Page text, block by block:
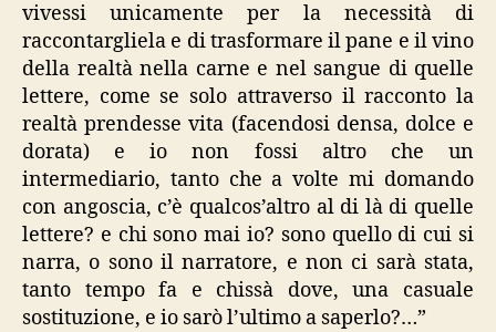
vivessi unicamente per la necessità di
raccontargliela e di trasformare il pane e il vino
della realtà nella carne e nel sangue di quelle
lettere, come se solo attraverso il racconto la
realtà prendesse vita (facendosi densa, dolce e
dorata) e io non fossi altro che un
intermediario, tanto che a volte mi domando
con angoscia, c’è qualcos’altro al di là di quelle
lettere? e chi sono mai io? sono quello di cui si
narra, o sono il narratore, e non ci sarà stata,
tanto tempo fa e chissà dove, una casuale
sostituzione, e io sarò l’ultimo a saperlo?…”